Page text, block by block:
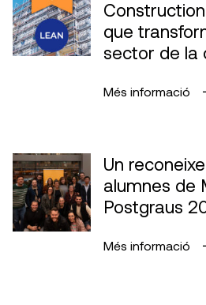
que
sector de la
Més informació
Un
alumnes de
Postgraus
Més informació